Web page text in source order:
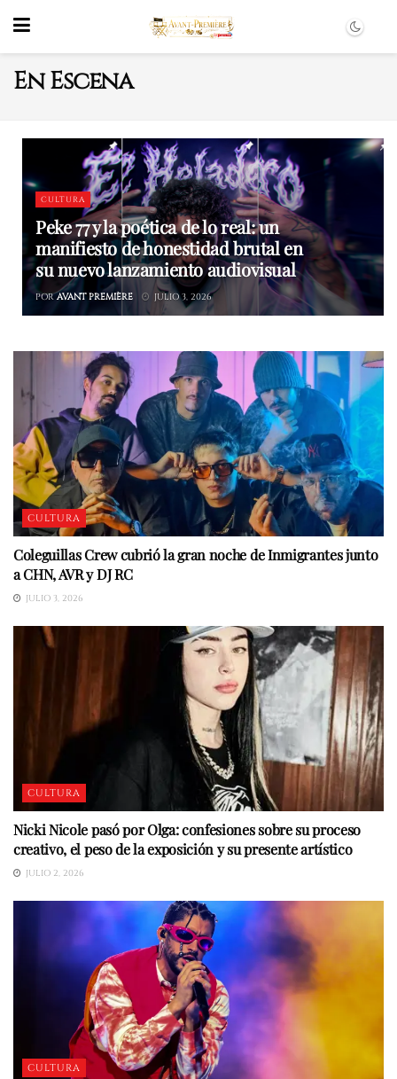
En Escena
CULTURA
Peke 77 y la poética de lo real: un
manifiesto de honestidad brutal en
su nuevo lanzamiento audiovisual
POR AVANT PREMIÈRE JULIO 3, 2026
CULTURA
Coleguillas Crew cubrió la gran noche de Inmigrantes junto
a CHN, AVR y DJ RC
JULIO 3, 2026
CULTURA
Nicki Nicole pasó por Olga: confesiones sobre su proceso
creativo, el peso de la exposición y su presente artístico
JULIO 2, 2026
CULTURA